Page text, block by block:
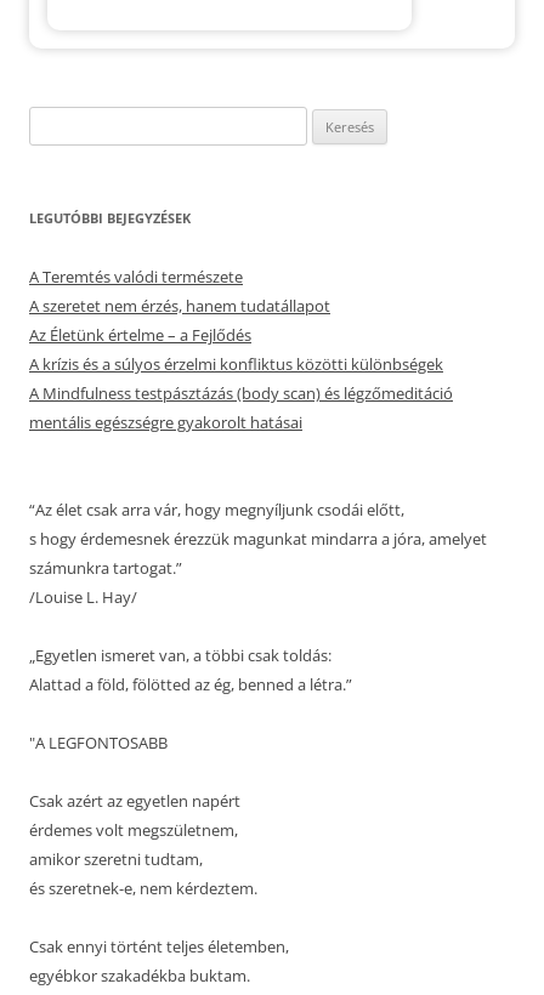
LEGUTÓBBI BEJEGYZÉSEK
A Teremtés valódi természete
A szeretet nem érzés, hanem tudatállapot
Az Életünk értelme – a Fejlődés
A krízis és a súlyos érzelmi konfliktus közötti különbségek
A Mindfulness testpásztázás (body scan) és légzőmeditáció
mentális egészségre gyakorolt hatásai
“Az élet csak arra vár, hogy megnyíljunk csodái előtt,
s hogy érdemesnek érezzük magunkat mindarra a jóra, amelyet
számunkra tartogat.”
/Louise L. Hay/
„Egyetlen ismeret van, a többi csak toldás:
Alattad a föld, fölötted az ég, benned a létra.”
"A LEGFONTOSABB
Csak azért az egyetlen napért
érdemes volt megszületnem,
amikor szeretni tudtam,
és szeretnek-e, nem kérdeztem.
Csak ennyi történt teljes életemben,
egyébkor szakadékba buktam.